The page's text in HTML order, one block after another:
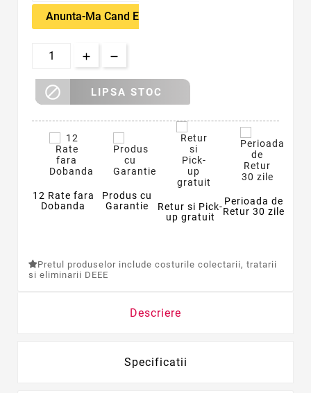
Anunta-Ma Cand Este Disponibil
 LIPSA STOC
12 Rate fara
Dobanda
Produs cu
Garantie
Retur si Pick-
up gratuit
Perioada de
Retur 30 zile
Pretul produselor include costurile colectarii, tratarii
si eliminarii DEEE
Descriere
Specificatii